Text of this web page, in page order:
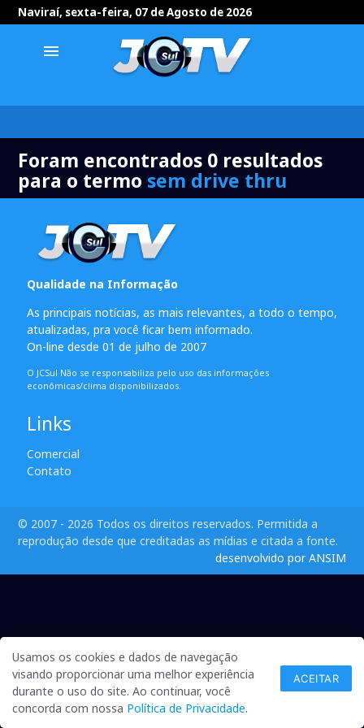
Naviraí, sexta-feira, 07 de Agosto de 2026
menu
Foram encontrados 0 resultados
para o termo sem drive thru
Qualidade na Informação
As principais notícias, as mais relevantes, a todo o tempo,
atualizadas, pra você ficar bem informado.
On-line desde 01 de julho de 2007
O JCSul Não se responsabiliza pelo uso das informações
econômicas/clima disponibilizados.
Links
Comercial
Contato
© 2007 - 2026 Todos os direitos reservados. Permitida a
reprodução desde que creditadas as mídias e citada a fonte.
desenvolvido por ANSIM
Usamos os cookies e dados de navegação
visando proporcionar uma melhor experiência
durante o uso do site. Ao continuar, você
concorda com nossa Política de Privacidade.
ACEITAR